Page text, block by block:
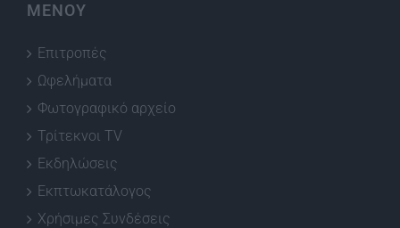
ΜΕΝΟΥ
Επιτροπές
Ωφελήματα
Φωτογραφικό αρχείο
Τρίτεκνοι TV
Εκδηλώσεις
Εκπτωκατάλογος
Χρήσιμες Συνδέσεις